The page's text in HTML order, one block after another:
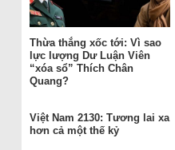
Thừa thắng xốc tới: Vì sao
lực lượng Dư Luận Viên
“xóa sổ” Thích Chân
Quang?
Việt Nam 2130: Tương lai xa
hơn cả một thế kỷ